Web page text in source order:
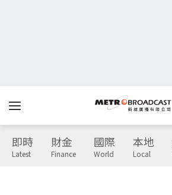
即時
Latest
財金
Finance
國際
World
本地
Local